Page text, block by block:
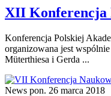
XII Konferencja
Konferencja Polskiej
organizowana jest
Müterthiesa i Gerda ...
News pon. 26 marca 2018